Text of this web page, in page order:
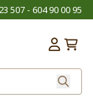
507 - 604 90 00 95